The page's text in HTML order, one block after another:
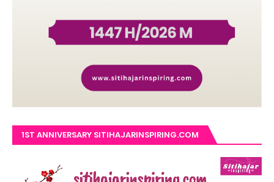
1ST ANNIVERSARY SITIHAJARINSPIRING.COM